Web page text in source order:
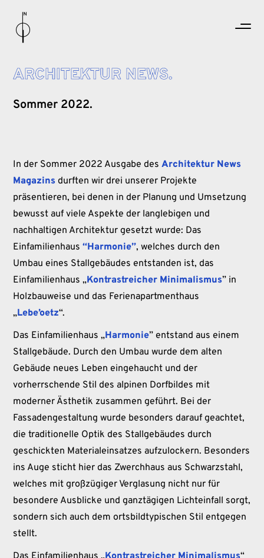
ARCHITEKTUR NEWS.
Sommer 2022.
In der Sommer 2022 Ausgabe desArchitektur News
Magazins durften wir drei unserer Projekte
präsentieren, bei denen in der Planung und Umsetzung
bewusst auf viele Aspekte der langlebigen und
nachhaltigen Architektur gesetzt wurde: Das
Einfamilienhaus“Harmonie”, welches durch den
Umbau eines Stallgebäudes entstanden ist, das
Einfamilienhaus „Kontrastreicher Minimalismus” in
Holzbauweise und das Ferienapartmenthaus
„Lebe’oetz“.
Das Einfamilienhaus „Harmonie” entstand aus einem
Stallgebäude. Durch den Umbau wurde dem alten
Gebäude neues Leben eingehaucht und der
vorherrschende Stil des alpinen Dorfbildes mit
moderner Ästhetik zusammen geführt. Bei der
Fassadengestaltung wurde besonders darauf geachtet,
die traditionelle Optik des Stallgebäudes durch
geschickten Materialeinsatzes aufzulockern. Besonders
ins Auge sticht hier das Zwerchhaus aus Schwarzstahl,
welches mit großzügiger Verglasung nicht nur für
besondere Ausblicke und ganztägigen Lichteinfall sorgt,
sondern sich auch dem ortsbildtypischen Stil entgegen
stellt.